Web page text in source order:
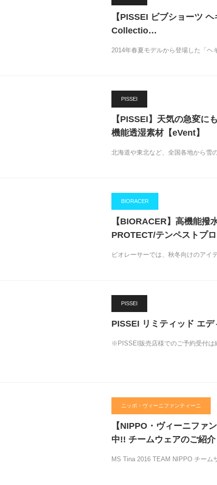
【PISSEI ビブショーツ
Collectio…
2014年春夏モデルから登場した「
PISSEI
【PISSEI】天気の急変に
機能透湿素材【eVent】
北海道や東北など、全国各地から雪
BIORACER
【BIORACER】高機能撥
PROTECT/テンペストプ
ビオレーサーでは、秋冬向けのア
PISSEI
PISSEI リミティッド エ
※PISSEI販売店様でのご予約受付
ニッポ・ヴィーニファンティーニ
【NIPPO・ヴィーニファ
中!! チームウェアのご紹介
MS Tina 2016 TEAM NIPPO チー